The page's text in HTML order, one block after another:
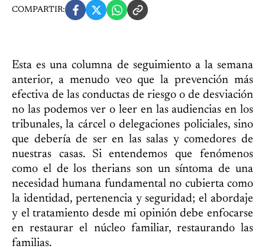
COMPARTIR:
Esta es una columna de seguimiento a la semana
anterior, a menudo veo que la prevención más
efectiva de las conductas de riesgo o de desviación
no las podemos ver o leer en las audiencias en los
tribunales, la cárcel o delegaciones policiales, sino
que debería de ser en las salas y comedores de
nuestras casas. Si entendemos que fenómenos
como el de los therians son un síntoma de una
necesidad humana fundamental no cubierta como
la identidad, pertenencia y seguridad; el abordaje
y el tratamiento desde mi opinión debe enfocarse
en restaurar el núcleo familiar, restaurando las
familias.